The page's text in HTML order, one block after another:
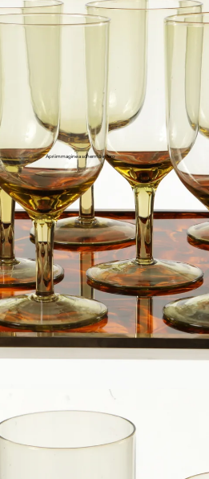
Apri immagine a schermo intero